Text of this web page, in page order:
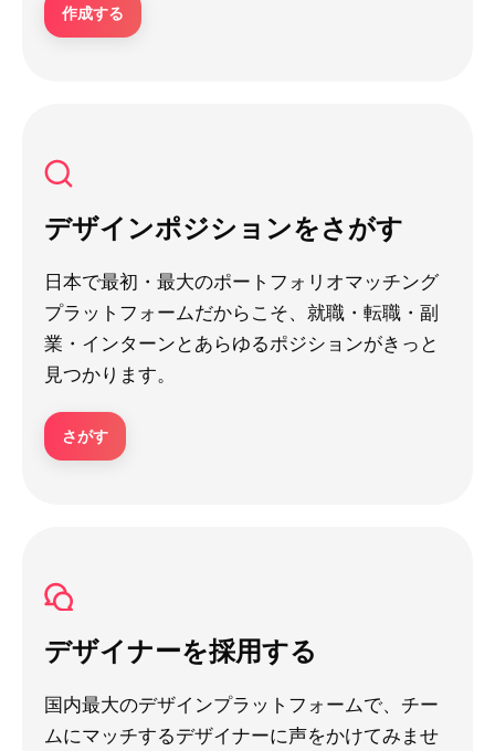
作成する
デザインポジションをさがす
日本で最初・最大のポートフォリオマッチング
プラットフォームだからこそ、就職・転職・副
業・インターンとあらゆるポジションがきっと
見つかります。
さがす
デザイナーを採用する
国内最大のデザインプラットフォームで、チー
ムにマッチするデザイナーに声をかけてみませ